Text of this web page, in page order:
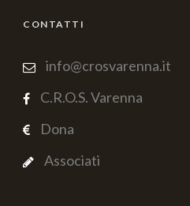
CONTATTI
info@crosvarenna.it
C.R.O.S. Varenna
Dona
Associati